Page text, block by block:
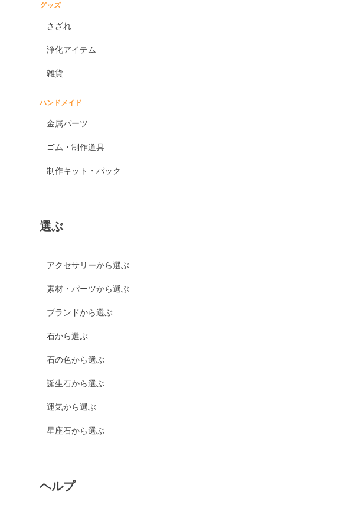
グッズ
さざれ
浄化アイテム
雑貨
ハンドメイド
金属パーツ
ゴム・制作道具
制作キット・パック
選ぶ
アクセサリーから選ぶ
素材・パーツから選ぶ
ブランドから選ぶ
石から選ぶ
石の色から選ぶ
誕生石から選ぶ
運気から選ぶ
星座石から選ぶ
ヘルプ